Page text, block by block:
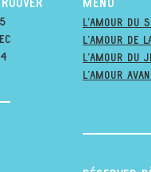
l'amour du
l'amour de
l'amour du
L'amour